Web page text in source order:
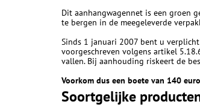
Dit aanhangwagennet is een groen
te bergen in de meegeleverde
Sinds 1 januari 2007 bent u
voorgeschreven volgens artikel
vallen. Bij aanhouding riskeert de
Voorkom dus een boete van 140
Soortgelijke